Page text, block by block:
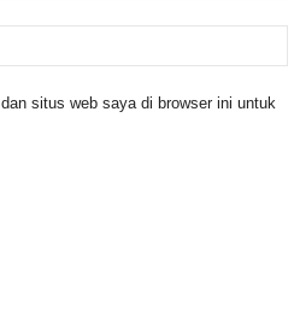
situs web saya di browser ini untuk